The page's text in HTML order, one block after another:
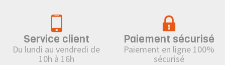
Service client
Du lundi au vendredi de
10h à 16h
Paiement sécurisé
Paiement en ligne 100%
sécurisé